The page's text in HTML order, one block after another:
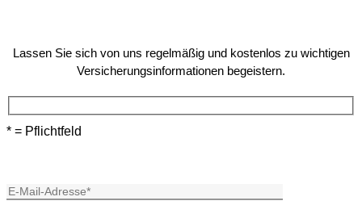
Lassen Sie sich von uns regelmäßig und kostenlos zu wichtigen
Versicherungsinformationen begeistern.
* = Pflichtfeld